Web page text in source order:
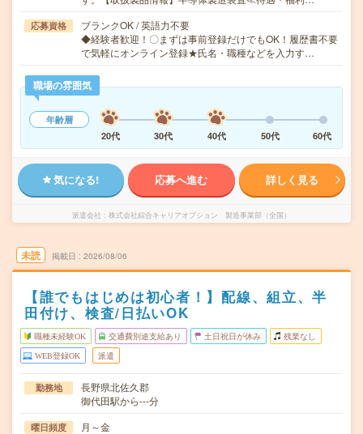
応募資格
ブランクOK / 英語力不要
◆経験者歓迎！〇まずは事前登録だけでもOK！履歴書不要
で気軽にオンライン登録★氏名・職種などを入力す…
職場の雰囲気
年齢層
20代
30代 40代 50代 60代
気になる! 応募へ進む 詳しく見る
派遣会社 株式会社綜合キャリアオプション 製造事業部（全国）
未読 掲載日 2026/08/06
【誰でもはじめは初心者！】配線、組立、半
田付け、検査/日払いOK
職種未経験OK 交通費別途支給あり 土日祝日が休み 残業なし
WEB登録OK 派遣
勤務地
長野県北佐久郡
御代田駅から---分
曜日頻度 月～金